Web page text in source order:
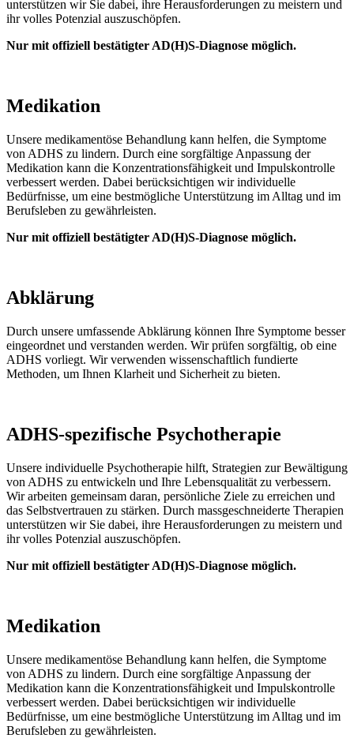
unterstützen wir Sie dabei, ihre Herausforderungen zu meistern und
ihr volles Potenzial auszuschöpfen.
Nur mit offiziell bestätigter AD(H)S-Diagnose möglich.
Medikation
Unsere medikamentöse Behandlung kann helfen, die Symptome
von ADHS zu lindern. Durch eine sorgfältige Anpassung der
Medikation kann die Konzentrationsfähigkeit und Impulskontrolle
verbessert werden. Dabei berücksichtigen wir individuelle
Bedürfnisse, um eine bestmögliche Unterstützung im Alltag und im
Berufsleben zu gewährleisten.
Nur mit offiziell bestätigter AD(H)S-Diagnose möglich.
Abklärung
Durch unsere umfassende Abklärung können Ihre Symptome besser
eingeordnet und verstanden werden. Wir prüfen sorgfältig, ob eine
ADHS vorliegt. Wir verwenden wissenschaftlich fundierte
Methoden, um Ihnen Klarheit und Sicherheit zu bieten.
ADHS-spezifische Psychotherapie
Unsere individuelle Psychotherapie hilft, Strategien zur Bewältigung
von ADHS zu entwickeln und Ihre Lebensqualität zu verbessern.
Wir arbeiten gemeinsam daran, persönliche Ziele zu erreichen und
das Selbstvertrauen zu stärken. Durch massgeschneiderte Therapien
unterstützen wir Sie dabei, ihre Herausforderungen zu meistern und
ihr volles Potenzial auszuschöpfen.
Nur mit offiziell bestätigter AD(H)S-Diagnose möglich.
Medikation
Unsere medikamentöse Behandlung kann helfen, die Symptome
von ADHS zu lindern. Durch eine sorgfältige Anpassung der
Medikation kann die Konzentrationsfähigkeit und Impulskontrolle
verbessert werden. Dabei berücksichtigen wir individuelle
Bedürfnisse, um eine bestmögliche Unterstützung im Alltag und im
Berufsleben zu gewährleisten.